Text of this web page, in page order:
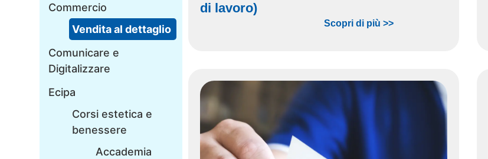
Commercio
Vendita al dettaglio
Comunicare e
Digitalizzare
Ecipa
Corsi estetica e
benessere
Accademia
di lavoro)
Scopri di più >>